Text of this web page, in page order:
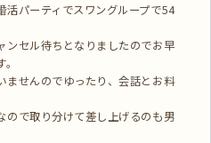
活パーティでスワングループで54
ンセル待ちとなりましたのでお早
ませんのでゆったり、会話とお料
ので取り分けて差し上げるのも男